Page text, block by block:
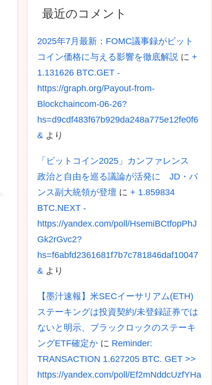
最近のコメント
2025年7月最新：FOMC議事録がビット
コイン価格に与える影響を徹底解説 に +
1.131626 BTC.GET -
https://graph.org/Payout-from-
Blockchaincom-06-26?
hs=d9cdf483f67b929da248a775e12fe0f6
& より
「ビットコイン2025」カンファレンス
政治と自由を巡る議論が活発に JD・バ
ンス副大統領が登壇 に + 1.859834
BTC.NEXT -
https://yandex.com/poll/HsemiBCtfopPhJ
Gk2rGvc2?
hs=f6abfd2361681f7b7c781846daf10047
& より
【墨汁速報】米SECイーサリアム(ETH)
ステーキングは投資契約/未登録証券では
ないと明示、ブラックロックのステーキ
ングETF確定か に Reminder:
TRANSACTION 1.627205 BTC. GET >>
https://yandex.com/poll/Ef2mNddcUzfYHa